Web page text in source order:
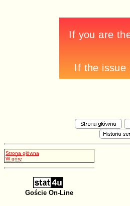
Strona główna
W górę
Goście On-Line